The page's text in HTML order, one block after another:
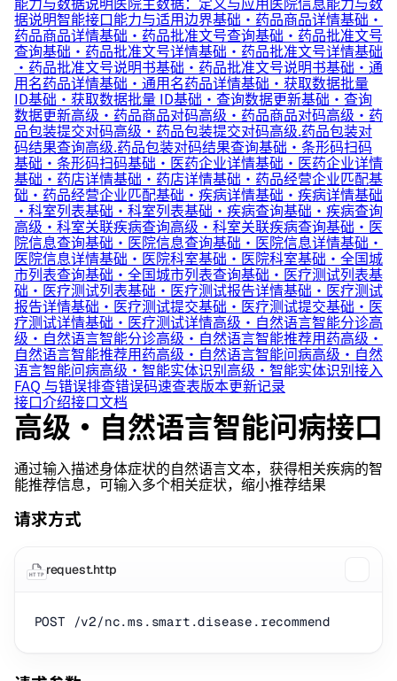
据说明智能接口能力与适用边界基础·药品商品详情基础·
药品商品详情基础·药品批准文号查询基础·药品批准文号
查询基础·药品批准文号详情基础·药品批准文号详情基础
·药品批准文号说明书基础·药品批准文号说明书基础·通
用名药品详情基础·通用名药品详情基础·获取数据批量
ID基础·获取数据批量 ID基础·查询数据更新基础·查询
数据更新高级·药品商品对码高级·药品商品对码高级·药
品包装提交对码高级·药品包装提交对码高级.药品包装对
码结果查询高级.药品包装对码结果查询基础·条形码扫码
基础·条形码扫码基础·医药企业详情基础·医药企业详情
基础·药店详情基础·药店详情基础·药品经营企业匹配基
础·药品经营企业匹配基础·疾病详情基础·疾病详情基础
·科室列表基础·科室列表基础·疾病查询基础·疾病查询
高级·科室关联疾病查询高级·科室关联疾病查询基础·医
院信息查询基础·医院信息查询基础·医院信息详情基础·
医院信息详情基础·医院科室基础·医院科室基础·全国城
市列表查询基础·全国城市列表查询基础·医疗测试列表基
础·医疗测试列表基础·医疗测试报告详情基础·医疗测试
报告详情基础·医疗测试提交基础·医疗测试提交基础·医
疗测试详情基础·医疗测试详情高级·自然语言智能分诊高
级·自然语言智能分诊高级·自然语言智能推荐用药高级·
自然语言智能推荐用药高级·自然语言智能问病高级·自然
语言智能问病高级·智能实体识别高级·智能实体识别接入
FAQ 与错误排查错误码速查表版本更新记录
接口介绍接口文档
高级·自然语言智能问病接口
通过输入描述身体症状的自然语言文本，获得相关疾病的智
能推荐信息，可输入多个相关症状，缩小推荐结果
请求方式
HTTP request.http